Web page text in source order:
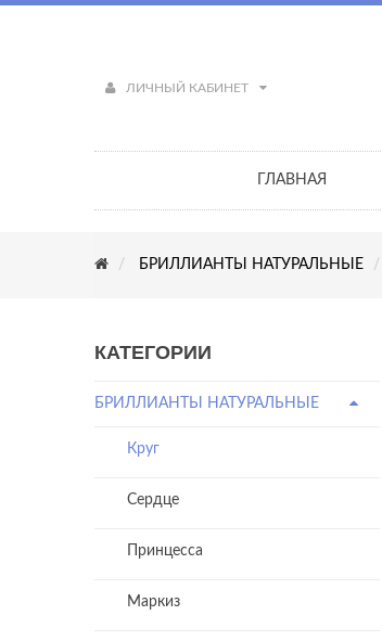
ЛИЧНЫЙ КАБИНЕТ
ГЛАВНАЯ
БРИЛЛИАНТЫ НАТУРАЛЬНЫЕ
КАТЕГОРИИ
БРИЛЛИАНТЫ НАТУРАЛЬНЫЕ
Круг
Сердце
Принцесса
Маркиз